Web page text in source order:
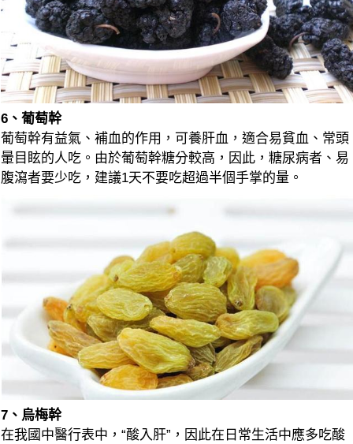
6、葡萄幹
葡萄幹有益氣、補血的作用，可養肝血，適合易貧血、常頭
暈目眩的人吃。由於葡萄幹糖分較高，因此，糖尿病者、易
腹瀉者要少吃，建議1天不要吃超過半個手掌的量。
7、烏梅幹
在我國中醫行表中，“酸入肝”，因此在日常生活中應多吃酸